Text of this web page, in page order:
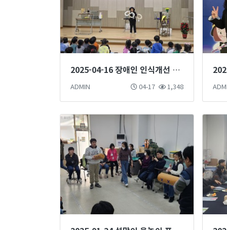
2025-04-16 장애인 인식개선 마술단 마술공연 진행
ADMIN 04-17 1,348